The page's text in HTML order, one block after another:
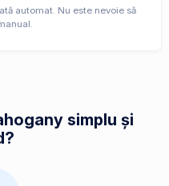
automat. Nu este nevoie să
simplu și